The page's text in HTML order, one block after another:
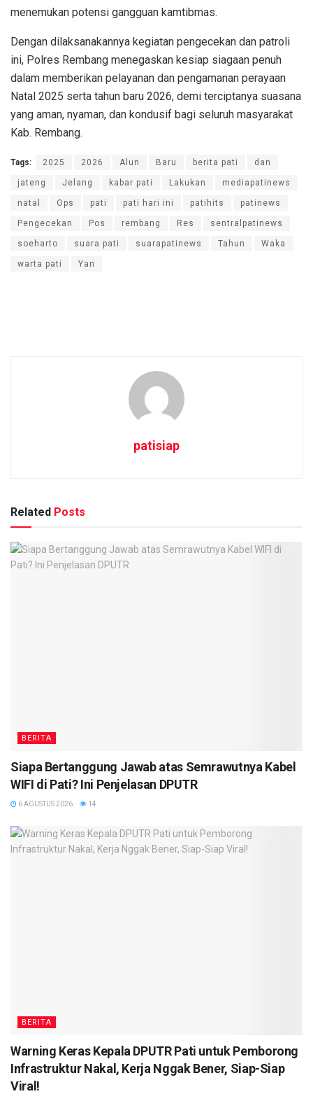
menemukan potensi gangguan kamtibmas.
Dengan dilaksanakannya kegiatan pengecekan dan patroli
ini, Polres Rembang menegaskan kesiap siagaan penuh
dalam memberikan pelayanan dan pengamanan perayaan
Natal 2025 serta tahun baru 2026, demi terciptanya suasana
yang aman, nyaman, dan kondusif bagi seluruh masyarakat
Kab. Rembang.
Tags: 2025 2026 Alun Baru berita pati dan
jateng Jelang kabar pati Lakukan mediapatinews
natal Ops pati pati hari ini patihits patinews
Pengecekan Pos rembang Res sentralpatinews
soeharto suara pati suarapatinews Tahun Waka
warta pati Yan
patisiap
Related Posts
BERITA
Siapa Bertanggung Jawab atas Semrawutnya Kabel
WIFI di Pati? Ini Penjelasan DPUTR
6 AGUSTUS 2026 14
BERITA
Warning Keras Kepala DPUTR Pati untuk Pemborong
Infrastruktur Nakal, Kerja Nggak Bener, Siap-Siap
Viral!